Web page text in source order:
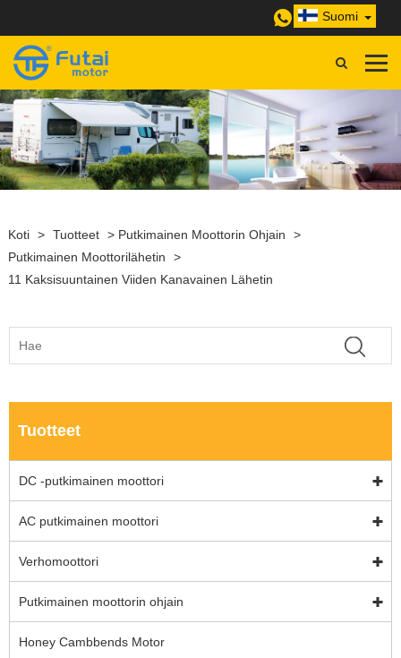
Suomi
Koti > Tuotteet > Putkimainen Moottorin Ohjain
>
Putkimainen Moottorilähetin
>
11 Kaksisuuntainen Viiden Kanavainen Lähetin
Tuotteet
DC -putkimainen moottori
AC putkimainen moottori
Verhomoottori
Putkimainen moottorin ohjain
Honey Cambbends Motor